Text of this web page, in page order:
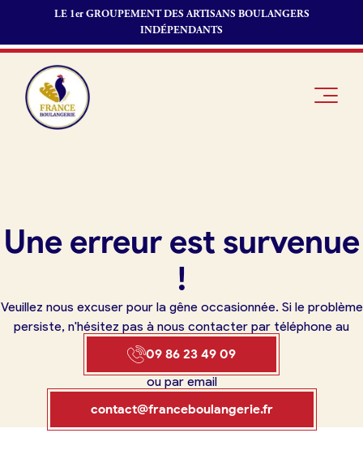
LE 1er GROUPEMENT DES ARTISANS BOULANGERS
INDÉPENDANTS
boulanger
Boulangerie
Pourquoi
Je référence
ma
d’emploi
commerce
fournisseur
Une erreur est survenue
!
Veuillez nous excuser pour la gêne occasionnée. Si le problème
persiste, n'hésitez pas à nous contacter par téléphone au
09 86 23 49 09
ou par email
contact@franceboulangerie.fr